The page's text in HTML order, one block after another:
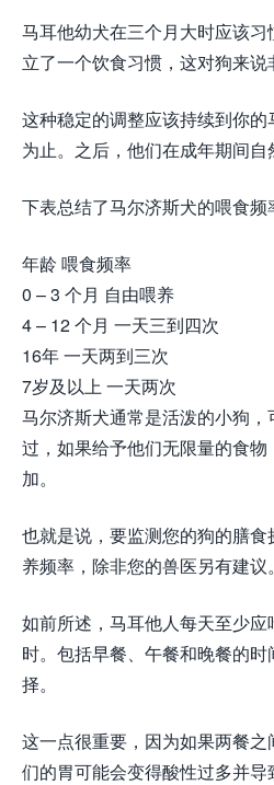
马耳他幼犬在三个月大时应该
立了一个饮食习惯，这对狗来说
这种稳定的调整应该持续到你
为止。之后，他们在成年期间自
下表总结了马尔济斯犬的喂食频
年龄 喂食频率
0 – 3 个月 自由喂养
4 – 12 个月 一天三到四次
16年 一天两到三次
7岁及以上 一天两次
马尔济斯犬通常是活泼的小狗
过，如果给予他们无限量的食
加。
也就是说，要监测您的狗的膳
养频率，除非您的兽医另有建议。
如前所述，马耳他人每天至少
时。包括早餐、午餐和晚餐的
择。
这一点很重要，因为如果两餐
们的胃可能会变得酸性过多并导